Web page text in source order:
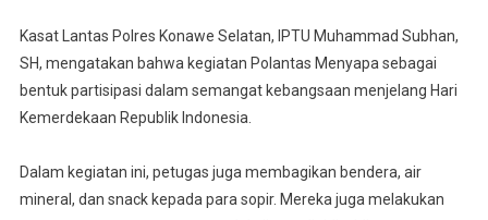
Putih
Kasat Lantas Polres Konawe Selatan, IPTU Muhammad Subhan,
SH, mengatakan bahwa kegiatan Polantas Menyapa sebagai
bentuk partisipasi dalam semangat kebangsaan menjelang Hari
Kemerdekaan Republik Indonesia.
Dalam kegiatan ini, petugas juga membagikan bendera, air
mineral, dan snack kepada para sopir. Mereka juga melakukan